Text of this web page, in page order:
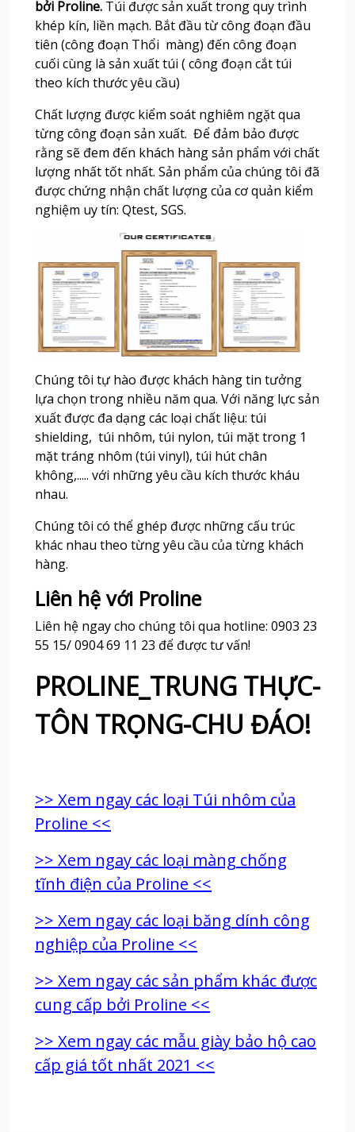
bởi Proline. Túi được sản xuất trong quy trình
khép kín, liền mạch. Bắt đầu từ công đoạn đầu
tiên (công đoạn Thổi màng) đến công đoạn
cuối cùng là sản xuất túi ( công đoạn cắt túi
theo kích thước yêu cầu)
Chất lượng được kiểm soát nghiêm ngặt qua
từng công đoạn sản xuất. Để đảm bảo được
rằng sẽ đem đến khách hàng sản phẩm với chất
lượng nhất tốt nhất. Sản phẩm của chúng tôi đã
được chứng nhận chất lượng của cơ quản kiểm
nghiệm uy tín: Qtest, SGS.
Chúng tôi tự hào được khách hàng tin tưởng
lựa chọn trong nhiều năm qua. Với năng lực sản
xuất được đa dạng các loại chất liệu: túi
shielding, túi nhôm, túi nylon, túi mặt trong 1
mặt tráng nhôm (túi vinyl), túi hút chân
không,..... với những yêu cầu kích thước kháu
nhau.
Chúng tôi có thể ghép được những cấu trúc
khác nhau theo từng yêu cầu của từng khách
hàng.
Liên hệ với Proline
Liên hệ ngay cho chúng tôi qua hotline: 0903 23
55 15/ 0904 69 11 23 để được tư vấn!
PROLINE_TRUNG THỰC-
TÔN TRỌNG-CHU ĐÁO!
>> Xem ngay các loại Túi nhôm của
Proline <<
>> Xem ngay các loại màng chống
tĩnh điện của Proline <<
>> Xem ngay các loại băng dính công
nghiệp của Proline <<
>> Xem ngay các sản phẩm khác được
cung cấp bởi Proline <<
>> Xem ngay các mẫu giày bảo hộ cao
cấp giá tốt nhất 2021 <<